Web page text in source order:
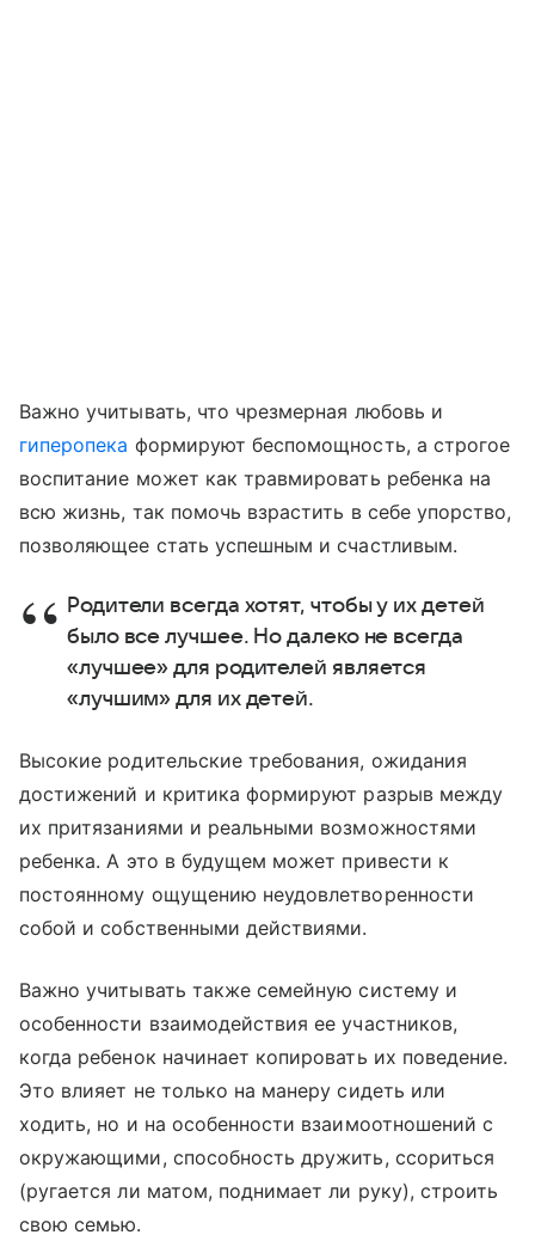
Важно учитывать, что чрезмерная любовь и
гиперопека формируют беспомощность, а строгое
воспитание может как травмировать ребенка на
всю жизнь, так помочь взрастить в себе упорство,
позволяющее стать успешным и счастливым.
Родители всегда хотят, чтобы у их детей
было все лучшее. Но далеко не всегда
«лучшее» для родителей является
«лучшим» для их детей.
Высокие родительские требования, ожидания
достижений и критика формируют разрыв между
их притязаниями и реальными возможностями
ребенка. А это в будущем может привести к
постоянному ощущению неудовлетворенности
собой и собственными действиями.
Важно учитывать также семейную систему и
особенности взаимодействия ее участников,
когда ребенок начинает копировать их поведение.
Это влияет не только на манеру сидеть или
ходить, но и на особенности взаимоотношений с
окружающими, способность дружить, ссориться
(ругается ли матом, поднимает ли руку), строить
свою семью.